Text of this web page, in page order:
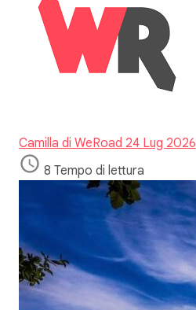
Camilla di WeRoad 24 Lug 2026
8 Tempo di lettura